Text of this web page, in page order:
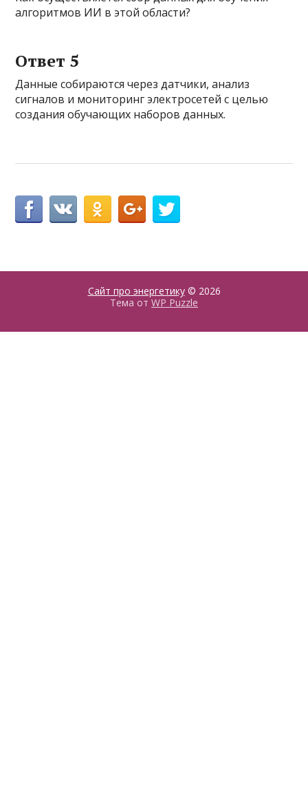
алгоритмов ИИ в этой области?
Ответ 5
Данные собираются через датчики, анализ
сигналов и мониторинг электросетей с целью
создания обучающих наборов данных.
Сайт про энергетику© 2026
Тема от WP Puzzle